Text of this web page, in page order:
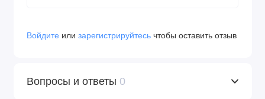
Войдите или зарегистрируйтесь чтобы оставить отзыв
Вопросы и ответы 0